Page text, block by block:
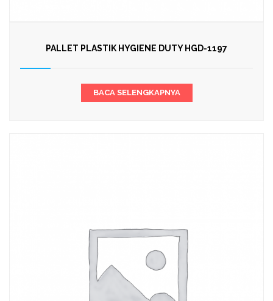
PALLET PLASTIK HYGIENE DUTY HGD-1197
BACA SELENGKAPNYA